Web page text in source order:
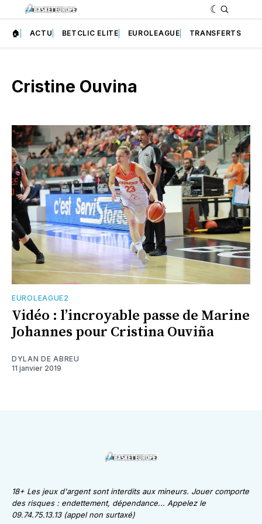
🏠 ACTU BETCLIC ELITE EUROLEAGUE TRANSFERTS
Cristine Ouvina
EUROLEAGUE2
Vidéo : l’incroyable passe de Marine
Johannes pour Cristina Ouviña
DYLAN DE ABREU
11 janvier 2019
18+ Les jeux d'argent sont interdits aux mineurs. Jouer comporte
des risques : endettement, dépendance... Appelez le
09.74.75.13.13 (appel non surtaxé)